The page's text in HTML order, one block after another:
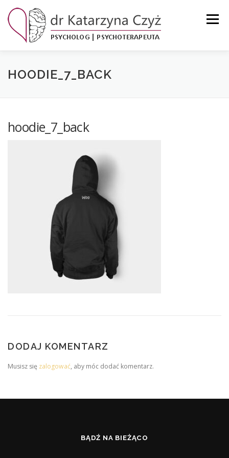
treści
Menu
KSIĄŻKI O MNIE ZAKRES USŁUG
HOODIE_7_BACK
hoodie_7_back
DODAJ KOMENTARZ
Musisz się zalogować, aby móc dodać komentarz.
BĄDŹ NA BIEŻĄCO